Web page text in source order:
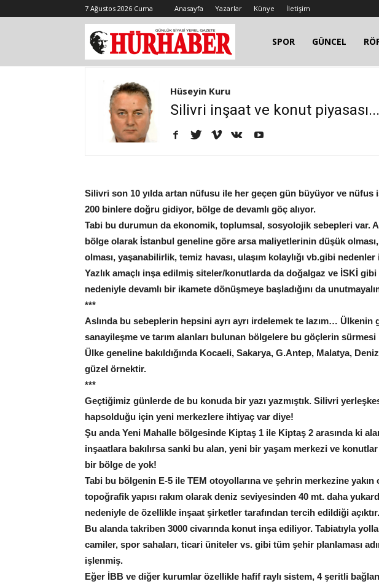
7 Ağustos 2026 Cuma Anasayfa Yazarlar Künye İletişim
SPOR GÜNCEL
Hüseyin Kuru
Silivri inşaat ve konut piyasası...
Silivri son 10 yılda artan nüfusu ile her geçen gün büyüyor ve nüfus
200 binlere doğru gidiyor, bölge de devamlı göç alıyor.
Tabi bu durumun da ekonomik, toplumsal, sosyolojik sebepleri var.
bölge olarak İstanbul geneline göre arsa maliyetlerinin düşük
olması, yaşanabilirlik, temiz havası, ulaşım kolaylığı vb.gibi
Yazlık amaçlı inşa edilmiş siteler/konutlarda da doğalgaz ve İSKİ
nedeniyle devamlı bir ikamete dönüşmeye başladığını da
***
Aslında bu sebeplerin hepsini ayrı ayrı irdelemek te lazım… Ülkenin
sanayileşme ve tarım alanları bulunan bölgelere bu göçlerin sürmesi
Ülke geneline bakıldığında Kocaeli, Sakarya, G.Antep, Malatya,
güzel örnektir.
***
Geçtiğimiz günlerde de bu konuda bir yazı yazmıştık. Silivri
hapsolduğu için yeni merkezlere ihtiyaç var diye!
Şu anda Yeni Mahalle bölgesinde Kiptaş 1 ile Kiptaş 2 arasında ki
inşaatlara bakılırsa sanki bu alan, yeni bir yaşam merkezi ve
bir bölge de yok!
Tabi bu bölgenin E-5 ile TEM otoyollarına ve şehrin merkezine yakın
topoğrafik yapısı rakım olarak deniz seviyesinden 40 mt. daha
nedeniyle de özellikle inşaat şirketler tarafından tercih edildiği açıktır.
Bu alanda takriben 3000 civarında konut inşa ediliyor. Tabiatıyla
camiler, spor sahaları, ticari üniteler vs. gibi tüm şehir planlaması
işlenmiş.
Eğer İBB ve diğer kurumlar özellikle hafif raylı sistem, 4 şeritli